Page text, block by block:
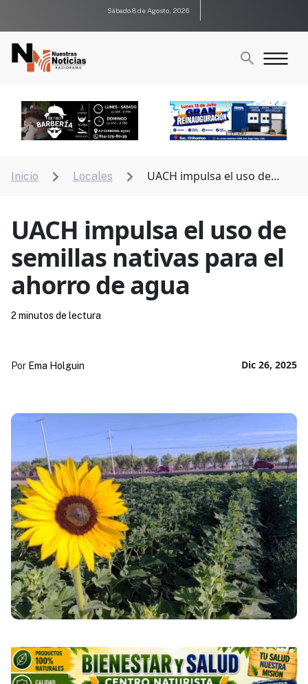
Sábado 8 de Agosto, 2026
Inicio  Locales 
UACH impulsa el uso de
UACH impulsa el uso de
semillas nativas para el
ahorro de agua
Dic 26, 2025
Por Ema Holguin
2 minutos de lectura